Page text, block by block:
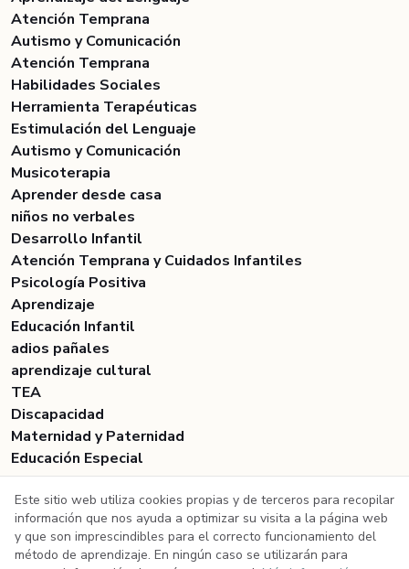
Atención Temprana
Autismo y Comunicación
Atención Temprana
Habilidades Sociales
Herramienta Terapéuticas
Estimulación del Lenguaje
Autismo y Comunicación
Musicoterapia
Aprender desde casa
niños no verbales
Desarrollo Infantil
Atención Temprana y Cuidados Infantiles
Psicología Positiva
Aprendizaje
Educación Infantil
adios pañales
aprendizaje cultural
TEA
Discapacidad
Maternidad y Paternidad
Educación Especial
Copyright 2026 ©
Política de privacidad
Este sitio web utiliza cookies propias y de terceros para recopilar
información que nos ayuda a optimizar su visita a la página web
y que son imprescindibles para el correcto funcionamiento del
método de aprendizaje. En ningún caso se utilizarán para